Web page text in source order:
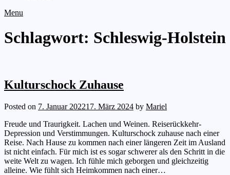
Menu
Schlagwort: Schleswig-Holstein
Kulturschock Zuhause
Posted on 7. Januar 202217. März 2024 by Mariel
Freude und Traurigkeit. Lachen und Weinen. Reiserückkehr-
Depression und Verstimmungen. Kulturschock zuhause nach einer
Reise. Nach Hause zu kommen nach einer längeren Zeit im Ausland
ist nicht einfach. Für mich ist es sogar schwerer als den Schritt in die
weite Welt zu wagen. Ich fühle mich geborgen und gleichzeitig
alleine. Wie fühlt sich Heimkommen nach einer…